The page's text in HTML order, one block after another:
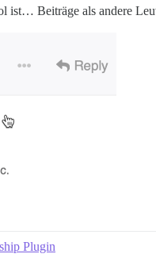
ist… Beiträge als andere
Plugin